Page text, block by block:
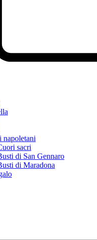
napoletani
sacri
di San Gennaro
di Maradona